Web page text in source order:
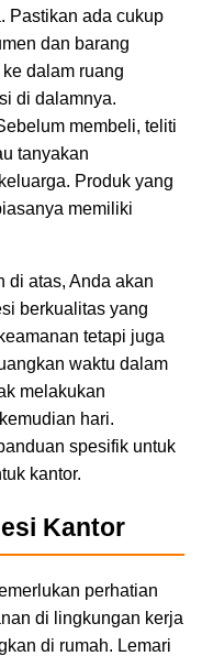
Pastikan ada cukup
dan barang
dalam ruang
di dalamnya.
membeli, teliti
tanyakan
Produk yang
memiliki
di atas, Anda akan
berkualitas yang
tetapi juga
waktu dalam
melakukan
hari.
spesifik untuk
kantor.
Kantor
perhatian
di lingkungan kerja
di rumah. Lemari